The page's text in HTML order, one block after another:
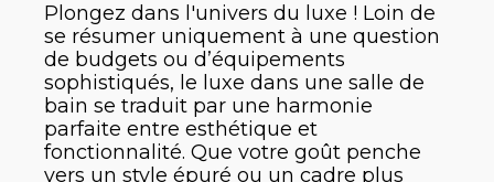
Plongez dans l'univers du luxe ! Loin de
se résumer uniquement à une question
de budgets ou d’équipements
sophistiqués, le luxe dans une salle de
bain se traduit par une harmonie
parfaite entre esthétique et
fonctionnalité. Que votre goût penche
vers un style épuré ou un cadre plus